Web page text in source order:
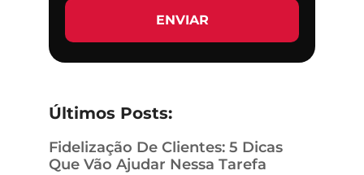
ENVIAR
Últimos Posts:
Fidelização De Clientes: 5 Dicas
Que Vão Ajudar Nessa Tarefa